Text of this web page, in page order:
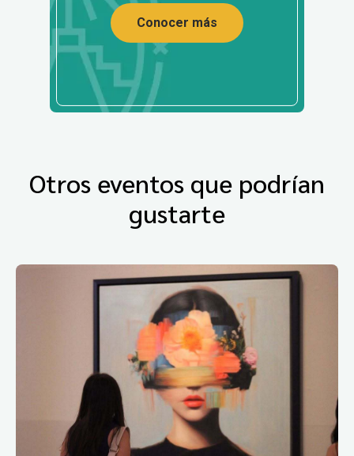
Conocer más
Otros eventos que podrían
gustarte